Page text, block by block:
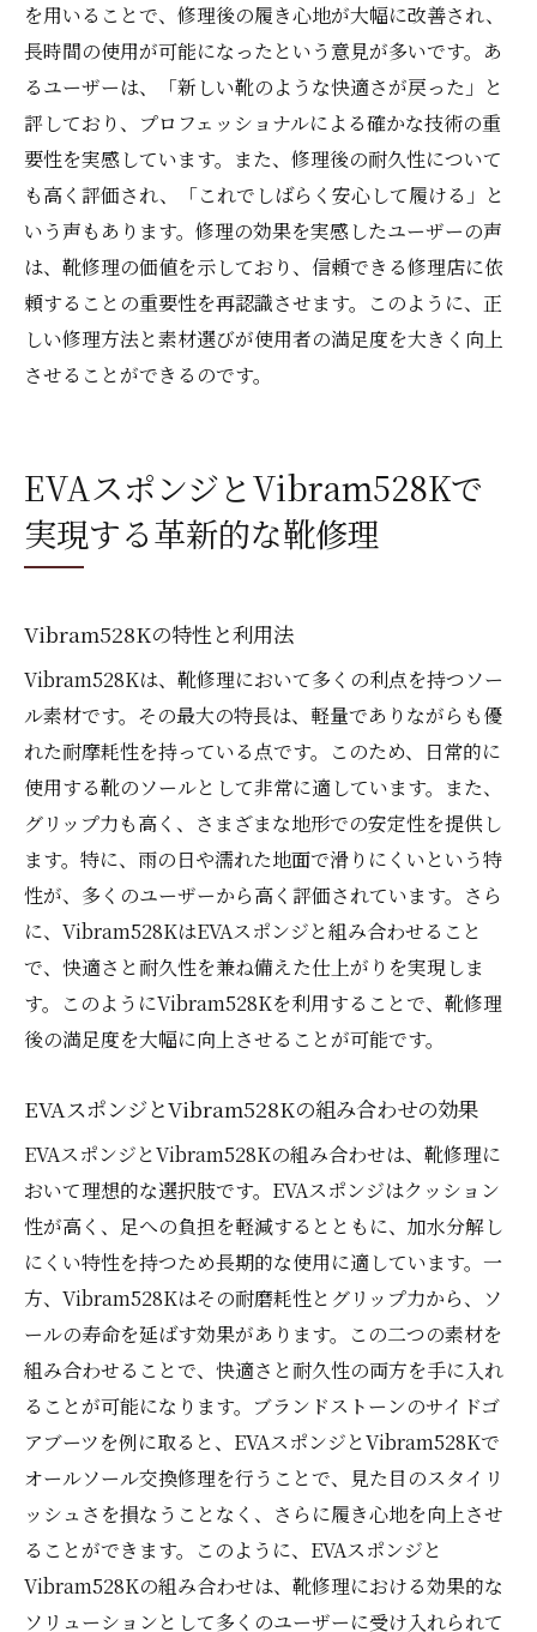
を用いることで、修理後の履き心地が大幅に改善され、
長時間の使用が可能になったという意見が多いです。あ
るユーザーは、「新しい靴のような快適さが戻った」と
評しており、プロフェッショナルによる確かな技術の重
要性を実感しています。また、修理後の耐久性について
も高く評価され、「これでしばらく安心して履ける」と
いう声もあります。修理の効果を実感したユーザーの声
は、靴修理の価値を示しており、信頼できる修理店に依
頼することの重要性を再認識させます。このように、正
しい修理方法と素材選びが使用者の満足度を大きく向上
させることができるのです。
EVAスポンジとVibram528Kで
実現する革新的な靴修理
Vibram528Kの特性と利用法
Vibram528Kは、靴修理において多くの利点を持つソー
ル素材です。その最大の特長は、軽量でありながらも優
れた耐摩耗性を持っている点です。このため、日常的に
使用する靴のソールとして非常に適しています。また、
グリップ力も高く、さまざまな地形での安定性を提供し
ます。特に、雨の日や濡れた地面で滑りにくいという特
性が、多くのユーザーから高く評価されています。さら
に、Vibram528KはEVAスポンジと組み合わせること
で、快適さと耐久性を兼ね備えた仕上がりを実現しま
す。このようにVibram528Kを利用することで、靴修理
後の満足度を大幅に向上させることが可能です。
EVAスポンジとVibram528Kの組み合わせの効果
EVAスポンジとVibram528Kの組み合わせは、靴修理に
おいて理想的な選択肢です。EVAスポンジはクッション
性が高く、足への負担を軽減するとともに、加水分解し
にくい特性を持つため長期的な使用に適しています。一
方、Vibram528Kはその耐磨耗性とグリップ力から、ソ
ールの寿命を延ばす効果があります。この二つの素材を
組み合わせることで、快適さと耐久性の両方を手に入れ
ることが可能になります。ブランドストーンのサイドゴ
アブーツを例に取ると、EVAスポンジとVibram528Kで
オールソール交換修理を行うことで、見た目のスタイリ
ッシュさを損なうことなく、さらに履き心地を向上させ
ることができます。このように、EVAスポンジと
Vibram528Kの組み合わせは、靴修理における効果的な
ソリューションとして多くのユーザーに受け入れられて